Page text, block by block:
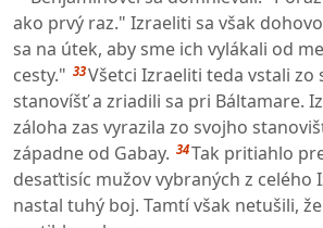
ako prvý raz." Izraeliti sa však
sa na útek, aby sme ich vylákali od
cesty." 33Všetci Izraeliti teda vstali zo
stanovíšť a zriadili sa pri Báltamare.
záloha zas vyrazila zo svojho
západne od Gabay. 34Tak pritiahlo
desaťtisíc mužov vybraných z celého
nastal tuhý boj. Tamtí však netušili,